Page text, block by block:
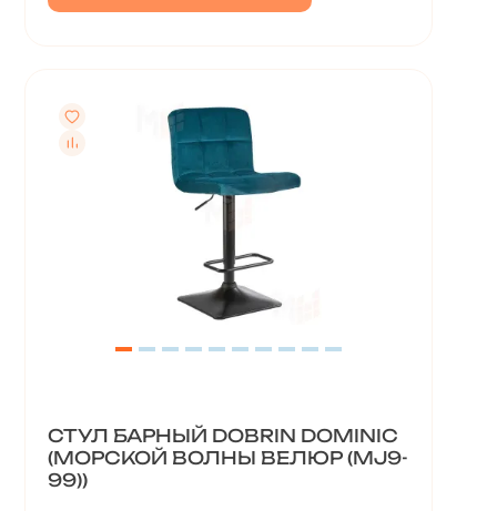
СТУЛ БАРНЫЙ DOBRIN DOMINIC
(МОРСКОЙ ВОЛНЫ ВЕЛЮР (MJ9-
99))